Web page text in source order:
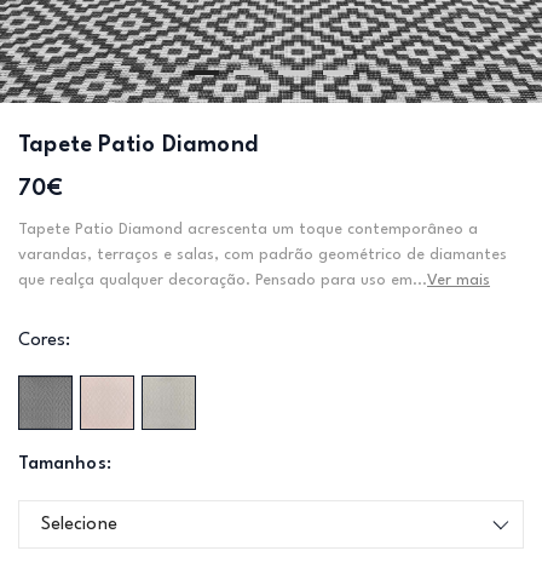
Tapete Patio Diamond
70€
Tapete Patio Diamond acrescenta um toque contemporâneo a
varandas, terraços e salas, com padrão geométrico de diamantes
que realça qualquer decoração. Pensado para uso em...Ver mais
Cores:
Tamanhos:
Selecione